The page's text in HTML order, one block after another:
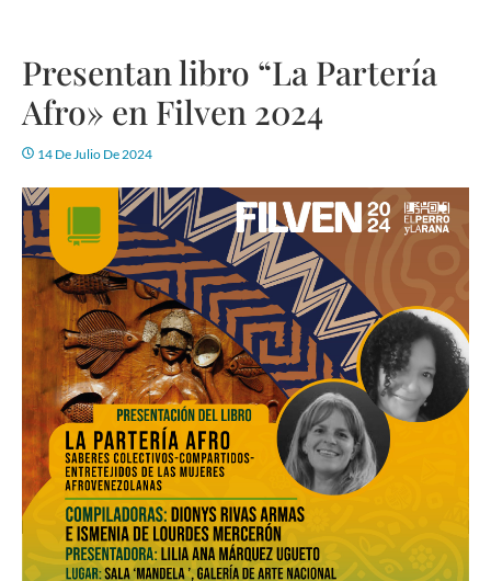
Presentan libro “La Partería
Afro» en Filven 2024
14 De Julio De 2024